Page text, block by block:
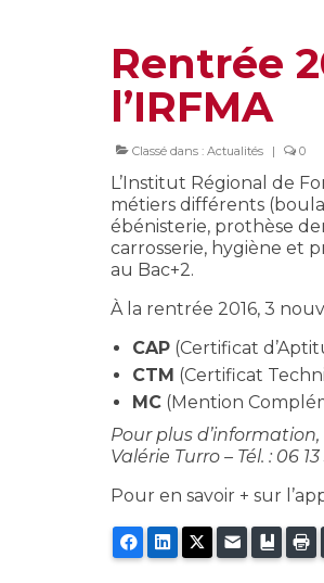
Rentrée
l’IRFMA
Classé dans : Actualités | 0
L’Institut Régional de
métiers différents
ébénisterie, prothèse
carrosserie, hygiène et
au Bac+2.
À la rentrée 2016, 3
CAP (Certificat
CTM (Certificat
MC (Mention
Pour plus
Valérie Turro – Tél. : 06
Pour en savoir + sur
FacebookLinkedInTwitter
E-mail